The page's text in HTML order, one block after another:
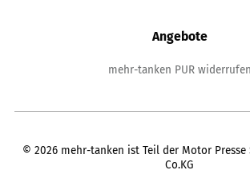
Angebote
mehr-tanken PUR widerrufen
© 2026 mehr-tanken ist Teil der Motor
Co.KG